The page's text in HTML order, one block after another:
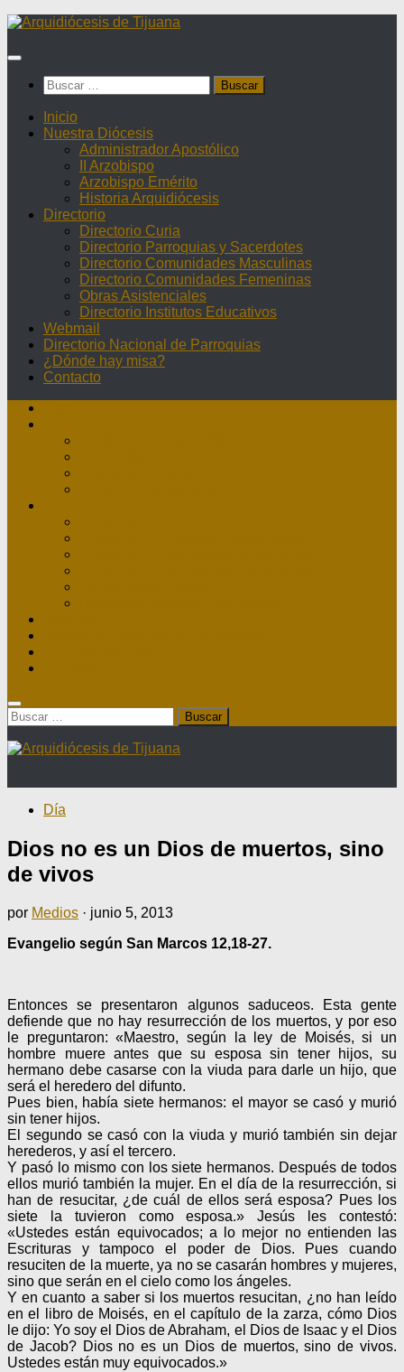
Saltar
contenido
Buscar:
Inicio
Nuestra Diócesis
Administrador Apostólico
II Arzobispo
Arzobispo Emérito
Historia Arquidiócesis
Directorio
Directorio Curia
Directorio Parroquias y Sacerdotes
Directorio Comunidades Masculinas
Directorio Comunidades Femeninas
Obras Asistenciales
Directorio Institutos Educativos
Webmail
Directorio Nacional de Parroquias
¿Dónde hay misa?
Contacto
Buscar:
Día
Dios no es un Dios de muertos, sino
de vivos
por Medios · junio 5, 2013
Evangelio según San Marcos 12,18-27.
Entonces se presentaron algunos saduceos. Esta gente
defiende que no hay resurrección de los muertos, y por eso
le preguntaron: «Maestro, según la ley de Moisés, si un
hombre muere antes que su esposa sin tener hijos, su
hermano debe casarse con la viuda para darle un hijo, que
será el heredero del difunto.
Pues bien, había siete hermanos: el mayor se casó y murió
sin tener hijos.
El segundo se casó con la viuda y murió también sin dejar
herederos, y así el tercero.
Y pasó lo mismo con los siete hermanos. Después de todos
ellos murió también la mujer. En el día de la resurrección, si
han de resucitar, ¿de cuál de ellos será esposa? Pues los
siete la tuvieron como esposa.» Jesús les contestó:
«Ustedes están equivocados; a lo mejor no entienden las
Escrituras y tampoco el poder de Dios. Pues cuando
resuciten de la muerte, ya no se casarán hombres y mujeres,
sino que serán en el cielo como los ángeles.
Y en cuanto a saber si los muertos resucitan, ¿no han leído
en el libro de Moisés, en el capítulo de la zarza, cómo Dios
le dijo: Yo soy el Dios de Abraham, el Dios de Isaac y el Dios
de Jacob? Dios no es un Dios de muertos, sino de vivos.
Ustedes están muy equivocados.»